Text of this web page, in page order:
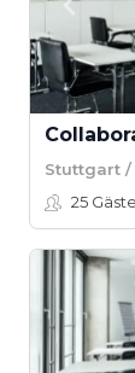
Stuttgart /
25 Gäste